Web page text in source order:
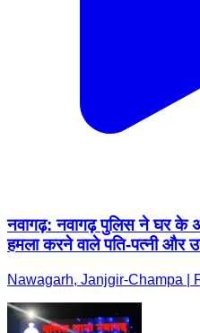
नवागढ़: नवागढ़ पुलिस ने घर के
हमला करने वाले पति-पत्नी और
Nawagarh, Janjgir-Champa |